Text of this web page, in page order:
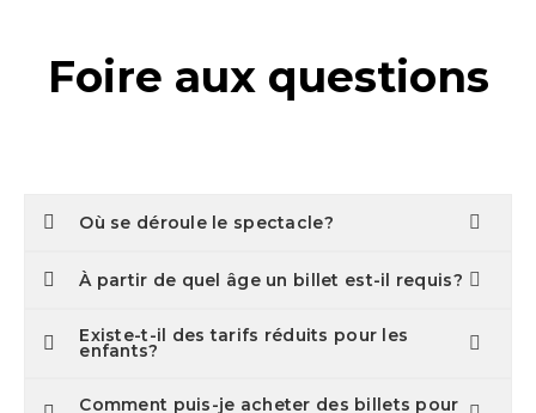
Foire aux questions
Où se déroule le spectacle?
À partir de quel âge un billet est-il requis?
Existe-t-il des tarifs réduits pour les
enfants?
Comment puis-je acheter des billets pour